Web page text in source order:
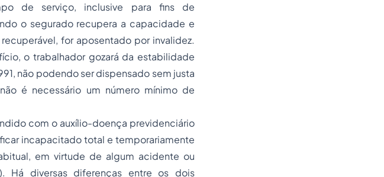
de serviço, inclusive para fins de
o segurado recupera a capacidade e
for aposentado por invalidez.
o trabalhador gozará da estabilidade
não podendo ser dispensado sem justa
é necessário um número mínimo de
com o auxílio-doença previdenciário
incapacitado total e temporariamente
em virtude de algum acidente ou
Há diversas diferenças entre os dois